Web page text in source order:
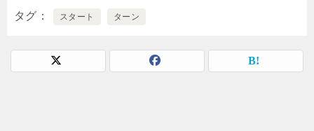
タグ スタート ターン